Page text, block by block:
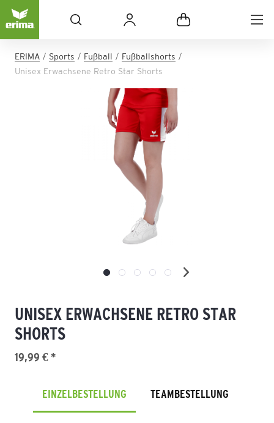
ERIMA Sports Fußball
Fußballshorts
Unisex Erwachsene Retro Star Shorts
UNISEX ERWACHSENE RETRO STAR
SHORTS
19,99 € *
EINZELBESTELLUNG TEAMBESTELLUNG